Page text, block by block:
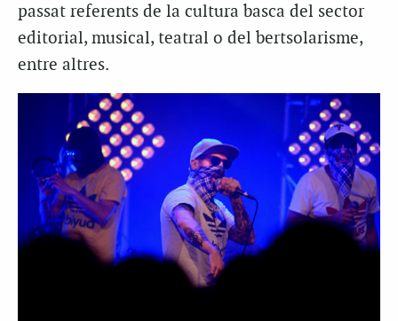
passat referents de la cultura basca del sector
editorial, musical, teatral o del bertsolarisme,
entre altres.